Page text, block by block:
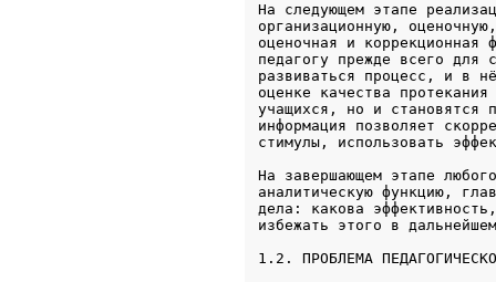
На следующем этапе
организационную,
оценочная и коррекционная
педагогу прежде всего для
развиваться процесс, и в
оценке качества
учащихся, но и становятся
информация позволяет
стимулы, использовать
На завершающем этапе
аналитическую функцию,
дела: какова
1.2. ПРОБЛЕМА